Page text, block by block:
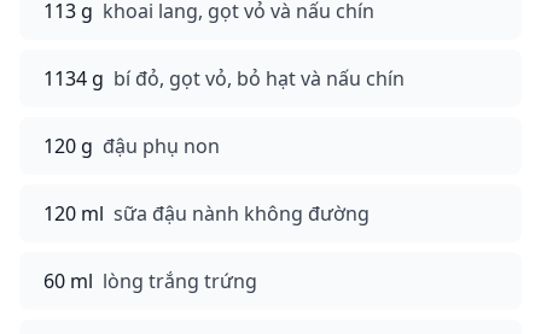
113 g khoai lang, gọt vỏ và nấu chín
1134 g bí đỏ, gọt vỏ, bỏ hạt và nấu chín
120 g đậu phụ non
120 ml sữa đậu nành không đường
60 ml lòng trắng trứng